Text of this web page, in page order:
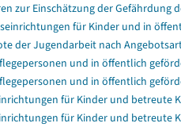
zur Einschätzung der
für Kinder und in
der Jugendarbeit nach
und in öffentlich
und in öffentlich
für Kinder und betreute
für Kinder und betreute